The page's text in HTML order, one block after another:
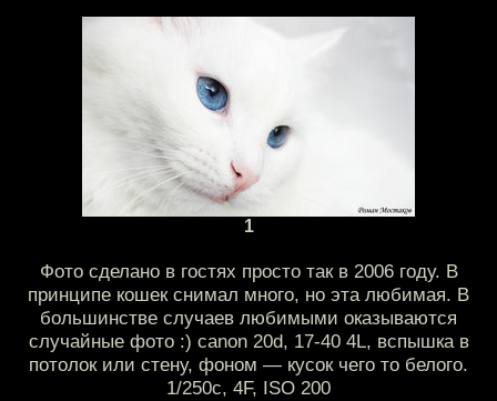
1
Фото сделано в гостях просто так в 2006 году. В
принципе кошек снимал много, но эта любимая. В
большинстве случаев любимыми оказываются
случайные фото :) canon 20d, 17-40 4L, вспышка в
потолок или стену, фоном — кусок чего то белого.
1/250с, 4F, ISO 200